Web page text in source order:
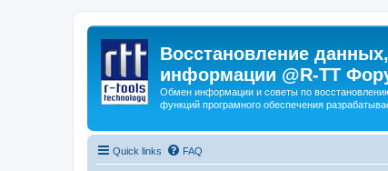
Восстановление
информации @R-TT
Обмен информации и советы по
функций програмного обеспечения
Quick links FAQ